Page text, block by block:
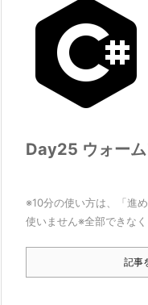
Day25 ウォーム
※10分の使い方は、「進
使いません※全部できな
記事